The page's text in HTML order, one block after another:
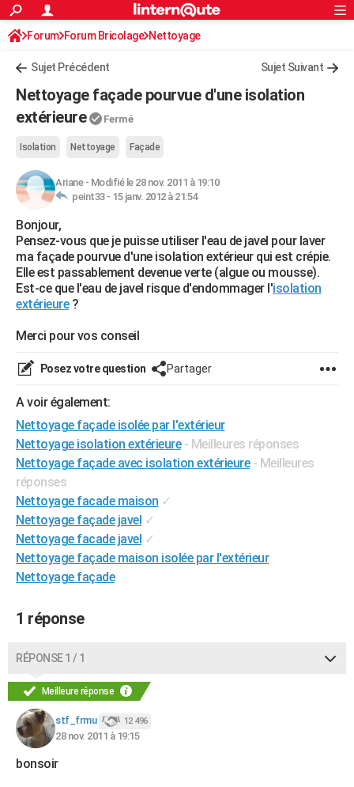
ACTUALITÉS
Politique
Société
Faits Divers
Education
Monde
Villes
+
Programme TV
Streaming
Cinéma
Sorties cinéma
Musique
FINANCE
Retraite
Impôts
Epargne
Immobilier
Risques naturels par ville
Banque
Assurance
Crédit
AUTO
Essais
Réserver un essai
Citadines
Berlines
SUV
Forum auto
HIGH-TECH
Mobiles
Meilleur smartphone
Internet
Ordinateurs
Jeux vidéo
Guide high-tech
Forum
Aménagement intérieur
Extérieur
Cuisine
Salle de bains
Jardinage
Rangement
WEEK-END
Guides de France
Escapades
Patrimoine
Expositions
Musées
Week-end nature
LIFESTYLE
Art de vivre
Bien-être
Loisirs
Mode
Modes de vie
SANTE
Alimentation
Guide de la santé
Maladies
Médicaments
Sommeil
VOYAGE
Destinations
City break
Voyage nature
Voyage de noces
Forum
Climat
PHOTO
GUIDES D'ACHAT
BONS PLANS
CARTE DE VOEUX
Carte de Noël
Carte Bonne année
Carte Saint-Valentin
Carte Pâques
Carte d'anniversaire
DICTIONNAIRE
Dictionnaire
Biographies
Citations
Expressions
Proverbes
PROGRAMME TV
COPAINS D'AVANT
FORUM
Bricolage
Lifestyle
Culture
Sport
Auto
Television
Voyage
Cinema
S'inscrire
Connexion
Forum Forum Bricolage Nettoyage
Sujet Précédent Sujet Suivant
Nettoyage façade pourvue d'une isolation
extérieure
Fermé
Isolation Nettoyage Façade
Ariane- Modifié le 28 nov. 2011 à 19:10
peint33 - 15 janv. 2012 à 21:54
Bonjour,
Pensez-vous que je puisse utiliser l'eau de javel pour laver
ma façade pourvue d'une isolation extérieur qui est crépie.
Elle est passablement devenue verte (algue ou mousse).
Est-ce que l'eau de javel risque d'endommager l'isolation
extérieure?
Merci pour vos conseil
Posez votre question Partager
A voir également:
Nettoyage façade isolée par l'extérieur
Nettoyage isolation extérieure - Meilleures réponses
Nettoyage façade avec isolation extérieure - Meilleures
réponses
Nettoyage facade maison ✓
Nettoyage façade javel ✓
Nettoyage facade javel ✓
Nettoyage façade maison isolée par l'extérieur
Nettoyage façade
1 réponse
RÉPONSE 1 / 1
Meilleure réponse
stf_frmu 12 496
28 nov. 2011 à 19:15
bonsoir